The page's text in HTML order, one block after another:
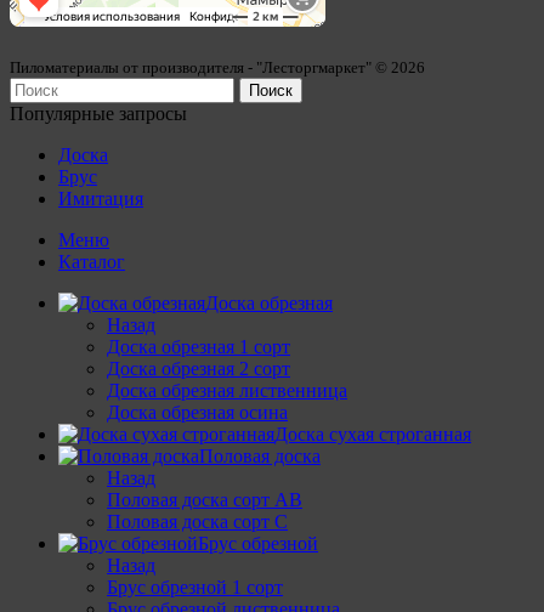
Пиломатериалы от производителя - "Лесторгмаркет" © 2026
Поиск
Популярные запросы
Доска
Брус
Имитация
Меню
Каталог
Доска обрезная
Назад
Доска обрезная 1 сорт
Доска обрезная 2 сорт
Доска обрезная лиственница
Доска обрезная осина
Доска сухая строганная
Половая доска
Назад
Половая доска сорт АВ
Половая доска сорт С
Брус обрезной
Назад
Брус обрезной 1 сорт